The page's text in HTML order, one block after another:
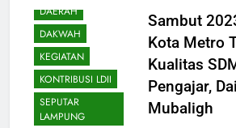
DAERAH
DAKWAH
KEGIATAN
KONTRIBUSI LDII
SEPUTAR
LAMPUNG
Sambut
Kota Metro
Kualitas
Pengajar,
Mubaligh